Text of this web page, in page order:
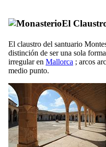
El
El claustro del santuario
distinción de ser una sola
irregular en Mallorca ; arcos
medio punto.